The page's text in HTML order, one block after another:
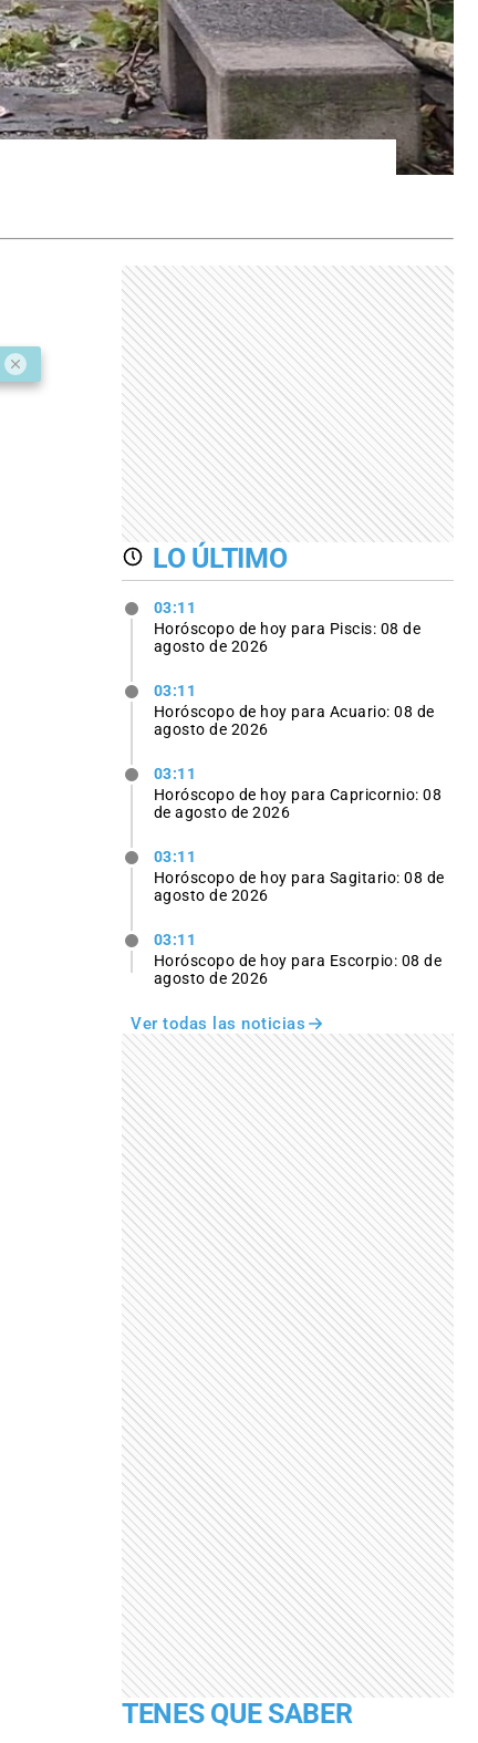
LO ÚLTIMO
03:11
Horóscopo de hoy para Piscis: 08 de
agosto de 2026
03:11
Horóscopo de hoy para Acuario: 08 de
agosto de 2026
03:11
Horóscopo de hoy para Capricornio: 08
de agosto de 2026
03:11
Horóscopo de hoy para Sagitario: 08 de
agosto de 2026
03:11
Horóscopo de hoy para Escorpio: 08 de
agosto de 2026
Ver todas las noticias
TENES QUE SABER